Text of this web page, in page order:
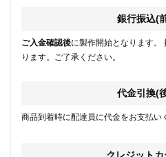
銀行振込(
ご入金確認後に製作開始となります。
ります。ご了承ください。
代金引換(
商品到着時に配達員に代金をお支払